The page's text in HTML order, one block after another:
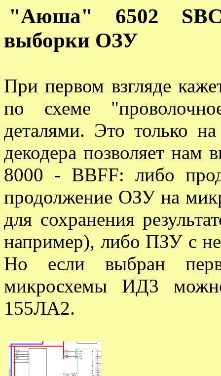
"Аюша" 6502
выборки ОЗУ
При первом взгляде
по схеме
деталями. Это только
декодера позволяет нам
8000 - BBFF: либо
продолжение ОЗУ на
для сохранения
например), либо ПЗУ с
Но если выбран
микросхемы ИД3
155ЛА2.